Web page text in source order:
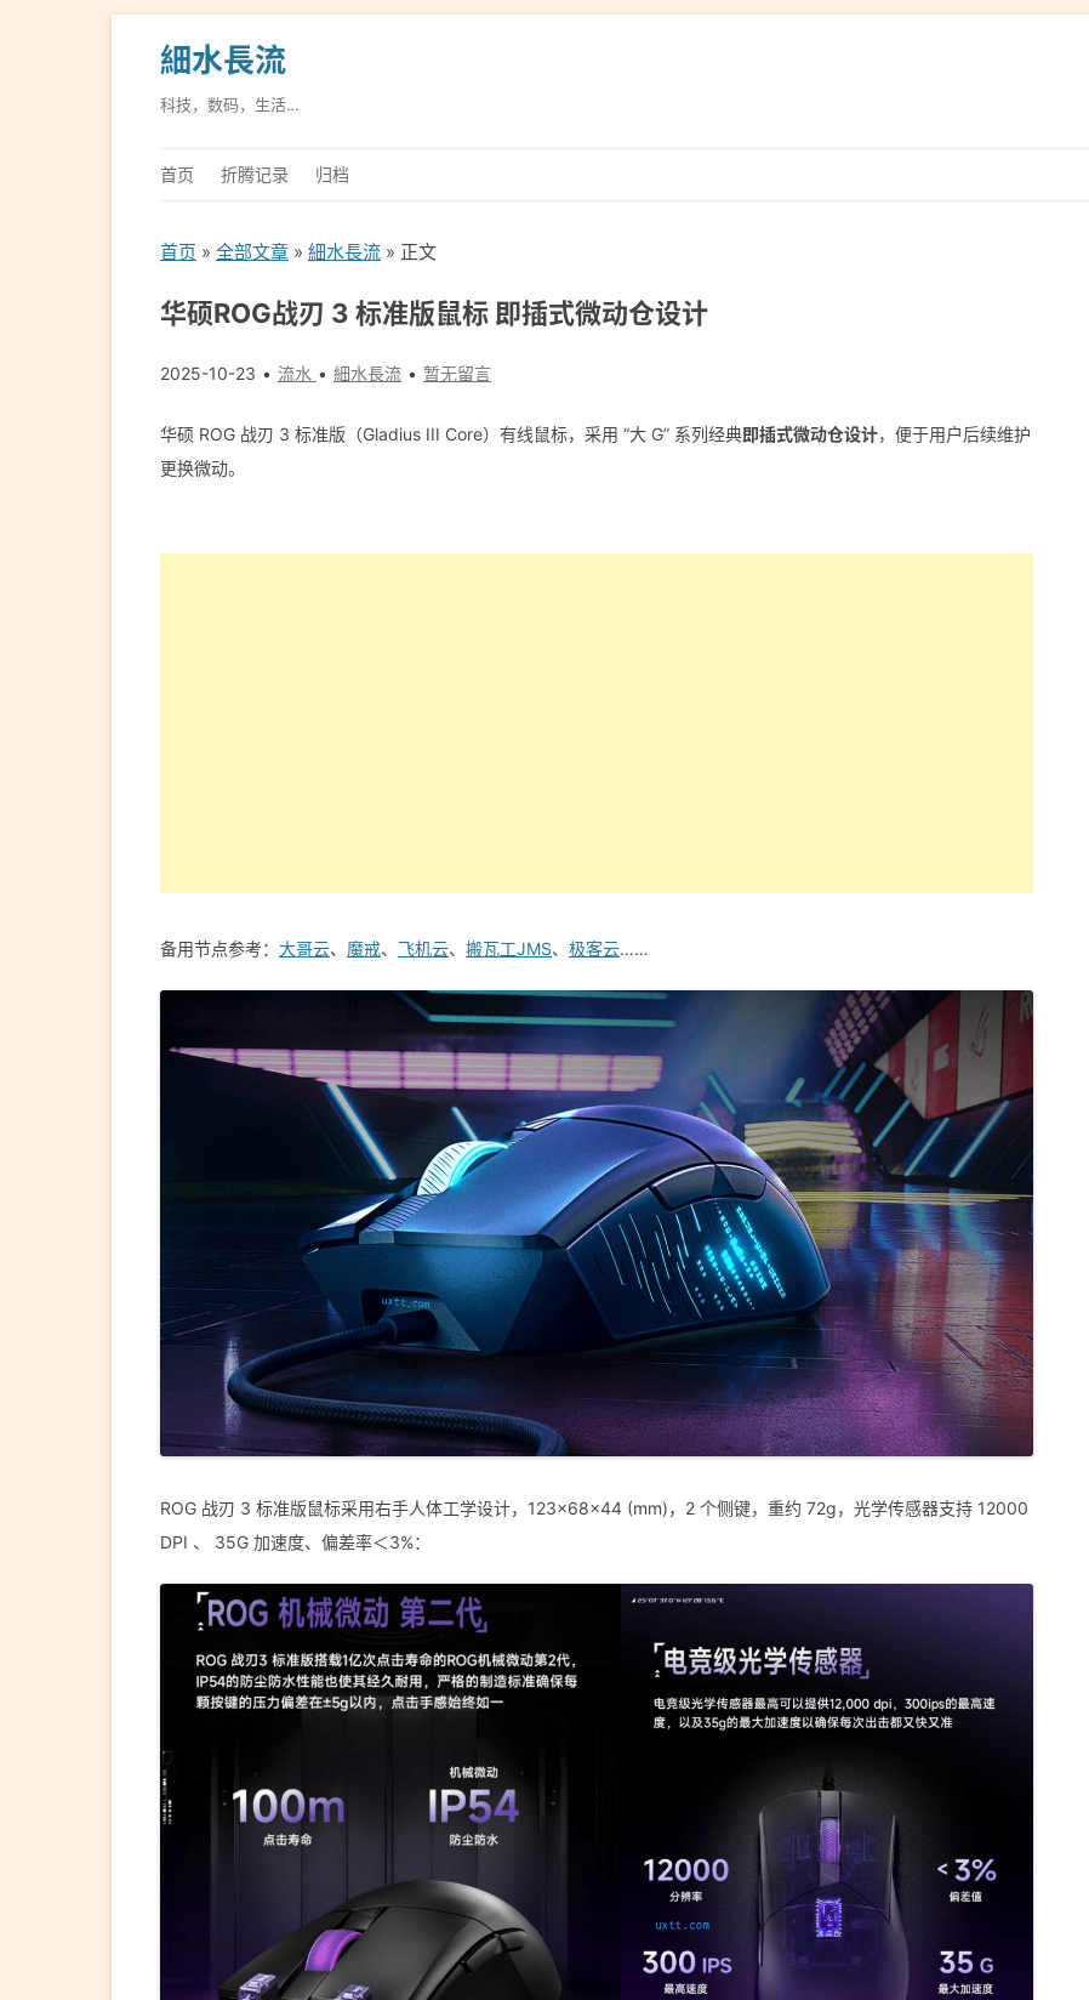
細水長流
科技，数码，生活…
首页 折腾记录 归档
首页 » 全部文章 » 細水長流 » 正文
华硕ROG战刃 3 标准版鼠标 即插式微动仓设计
2025-10-23 流水 細水長流 暂无留言
华硕 ROG 战刃 3 标准版（Gladius III Core）有线鼠标，采用 “大 G” 系列经典即插式微动仓设计，便于用户后续维护
更换微动。
备用节点参考： 大哥云、 魔戒、 飞机云、 搬瓦工JMS、 极客云……
ROG 战刃 3 标准版鼠标采用右手人体工学设计，123×68×44 (mm)，2 个侧键，重约 72g，光学传感器支持 12000
DPI 、 35G 加速度、偏差率＜3%：